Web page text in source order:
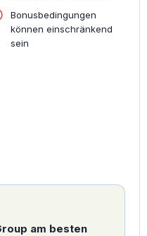
Bonusbedingungen
können einschränkend
sein
am besten